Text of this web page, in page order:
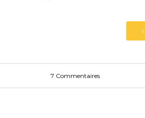
7 Commentaires